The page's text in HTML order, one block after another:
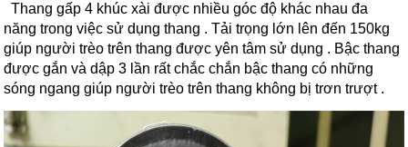
Thang gấp 4 khúc xài được nhiều góc độ khác nhau đa
năng trong việc sử dụng thang . Tải trọng lớn lên đến 150kg
giúp người trèo trên thang được yên tâm sử dụng . Bậc thang
được gắn và dập 3 lần rất chắc chắn bậc thang có những
sóng ngang giúp người trèo trên thang không bị trơn trượt .